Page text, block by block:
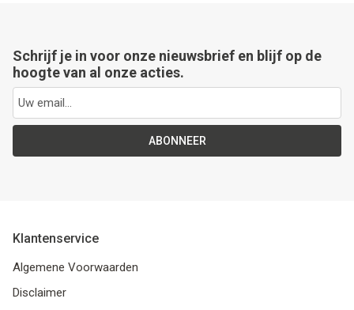
Schrijf je in voor onze nieuwsbrief en blijf op de
hoogte van al onze acties.
ABONNEER
Klantenservice
Algemene Voorwaarden
Disclaimer